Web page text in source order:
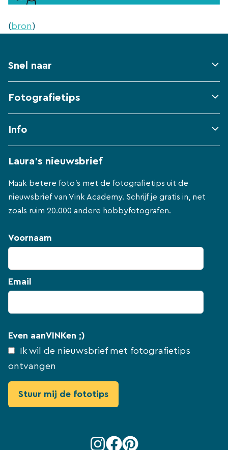
(bron)
Snel naar
Fotografietips
Info
Laura's nieuwsbrief
Maak betere foto's met de fotografietips uit de
nieuwsbrief van Vink Academy. Schrijf je gratis in, net
zoals ruim 20.000 andere hobbyfotografen.
Voornaam
Email
Even aanVINKen ;)
Ik wil de nieuwsbrief met fotografietips
ontvangen